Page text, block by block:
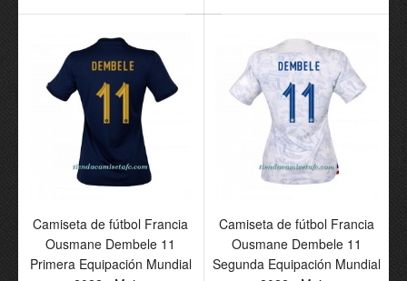
Camiseta de fútbol Paris
Saint-Germain O.
Dembele 10 Cuarta
Equipación Jordan 23-24
- Hombre
69.55€ 29.90€
Conjunto
(Camiseta+Pantalón
Corto) Paris Saint-
Germain O. Dembele 10
Cuarta Equipación
Jordan 23-24 - Niño
69.55€
Camiseta de fútbol Francia
Ousmane Dembele 11
Primera Equipación Mundial
Camiseta de fútbol Francia
Ousmane Dembele 11
Segunda Equipación Mundial